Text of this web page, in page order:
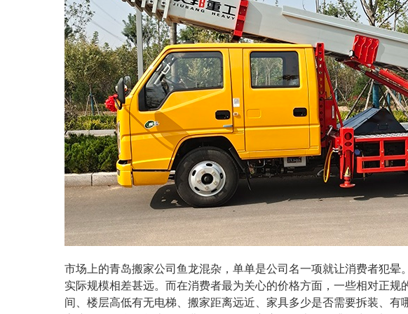
市场上的青岛搬家公司鱼龙混杂，单单是公司名一项就让消费者犯晕
实际规模相差甚远。而在消费者最为关心的价格方面，一些相对正
间、楼层高低有无电梯、搬家距离远近、家具多少是否需要拆装、